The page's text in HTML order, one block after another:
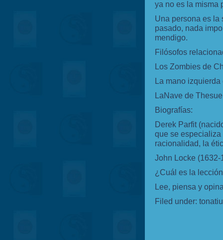
ya no es la misma
Una persona es la
pasado, nada
mendigo.
Filósofos
Los Zombies de
La mano
LaNave de
Biografías:
Derek Parfit
que se
racionalidad, la
John Locke (1632-
¿Cuál es la
Lee, piensa y
Filed under: